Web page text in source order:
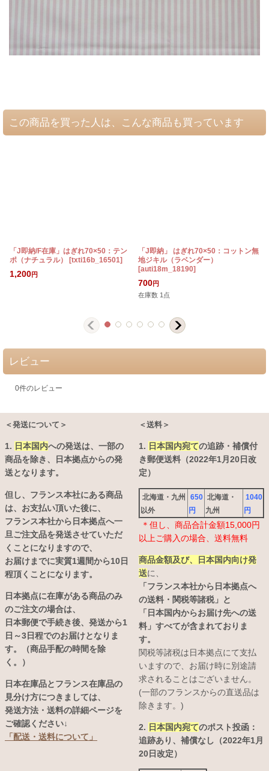
この商品を買った人は、こんな商品も買っています
「J即納/F在庫」はぎれ70×50：テン
ポ（ナチュラル）
[txti16b_16501]
1,200円
「J即納」 はぎれ70×50：コットン無
地ジキル（ラベンダー）
[auti18m_18190]
700円
在庫数 1点
レビュー
0件のレビュー
＜発送について＞
1. 日本国内への発送は、 一部の
商品を除き、日本拠点からの発
送となります。
但し、フランス本社にある商品
は、お支払い頂いた後に、
フランス本社から日本拠点へ一
旦ご注文品を発送させていただ
くことになりますので、
お届けまでに実質1週間から10日
程頂くことになります。
日本拠点に在庫がある商品のみ
のご注文の場合は、
日本郵便で手続き後、発送から1
日～3日程でのお届けとなりま
す。（商品手配の時間を除
く。）
日本在庫品とフランス在庫品の
見分け方につきましては、
発送方法・送料の詳細ページを
ご確認ください↓
「配送・送料について」
＜送料＞
1. 日本国内宛ての追跡・補償付
き郵便送料（2022年1月20日改
定）
北海道・九州
以外
650
円
北海道・
九州
1040
円
＊但し、商品合計金額15,000円
以上ご購入の場合、送料無料
商品金額及び、日本国内向け発
送に、
「フランス本社から日本拠点へ
の送料・関税等諸税」と
「日本国内からお届け先への送
料」すべてが含まれておりま
す。
関税等諸税は日本拠点にて支払
いますので、お届け時に別途請
求されることはございません。
(一部のフランスからの直送品は
除きます。)
2. 日本国内宛てのポスト投函：
追跡あり、補償なし（2022年1月
20日改定）